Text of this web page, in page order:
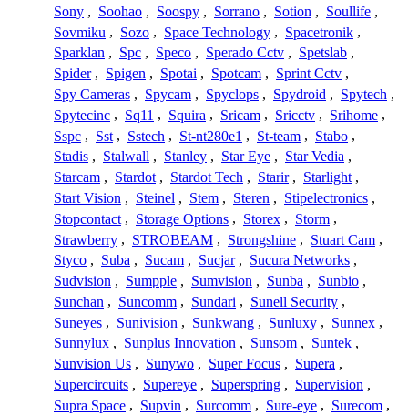
Sony , Soohao , Soospy , Sorrano , Sotion , Soullife ,
Sovmiku , Sozo , Space Technology , Spacetronik ,
Sparklan , Spc , Speco , Sperado Cctv , Spetslab ,
Spider , Spigen , Spotai , Spotcam , Sprint Cctv ,
Spy Cameras , Spycam , Spyclops , Spydroid , Spytech ,
Spytecinc , Sq11 , Squira , Sricam , Sricctv , Srihome ,
Sspc , Sst , Sstech , St-nt280e1 , St-team , Stabo ,
Stadis , Stalwall , Stanley , Star Eye , Star Vedia ,
Starcam , Stardot , Stardot Tech , Starir , Starlight ,
Start Vision , Steinel , Stem , Steren , Stipelectronics ,
Stopcontact , Storage Options , Storex , Storm ,
Strawberry , STROBEAM , Strongshine , Stuart Cam ,
Styco , Suba , Sucam , Sucjar , Sucura Networks ,
Sudvision , Sumpple , Sumvision , Sunba , Sunbio ,
Sunchan , Suncomm , Sundari , Sunell Security ,
Suneyes , Sunivision , Sunkwang , Sunluxy , Sunnex ,
Sunnylux , Sunplus Innovation , Sunsom , Suntek ,
Sunvision Us , Sunywo , Super Focus , Supera ,
Supercircuits , Supereye , Superspring , Supervision ,
Supra Space , Supvin , Surcomm , Sure-eye , Surecom ,